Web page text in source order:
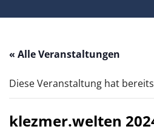
« Alle Veranstaltungen
Diese Veranstaltung hat
klezmer.welten